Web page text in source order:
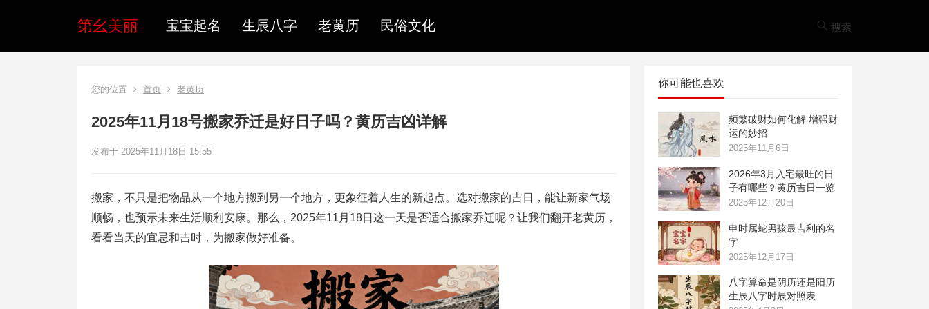
第幺美丽 宝宝起名 生辰八字 老黄历 民俗文化 搜索
您的位置 首页 老黄历
2025年11月18号搬家乔迁是好日子吗？黄历吉凶详解
发布于 2025年11月18日 15:55
搬家，不只是把物品从一个地方搬到另一个地方，更象征着人生的新起点。选对搬家的吉日，能让新家气场
顺畅，也预示未来生活顺利安康。那么，2025年11月18日这一天是否适合搬家乔迁呢？让我们翻开老黄历，
看看当天的宜忌和吉时，为搬家做好准备。
你可能也喜欢
频繁破财如何化解 增强财
运的妙招
2025年11月6日
2026年3月入宅最旺的日
子有哪些？黄历吉日一览
2025年12月20日
申时属蛇男孩最吉利的名
字
2025年12月17日
八字算命是阴历还是阳历
生辰八字时辰对照表